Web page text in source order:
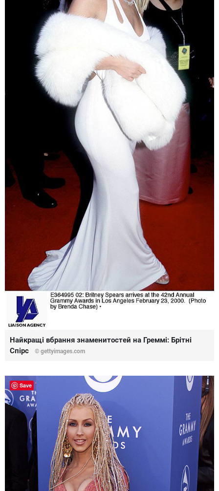
Найкращі вбрання знаменитостей на Греммі: Брітні
Спірс
© gettyimages.com
Save